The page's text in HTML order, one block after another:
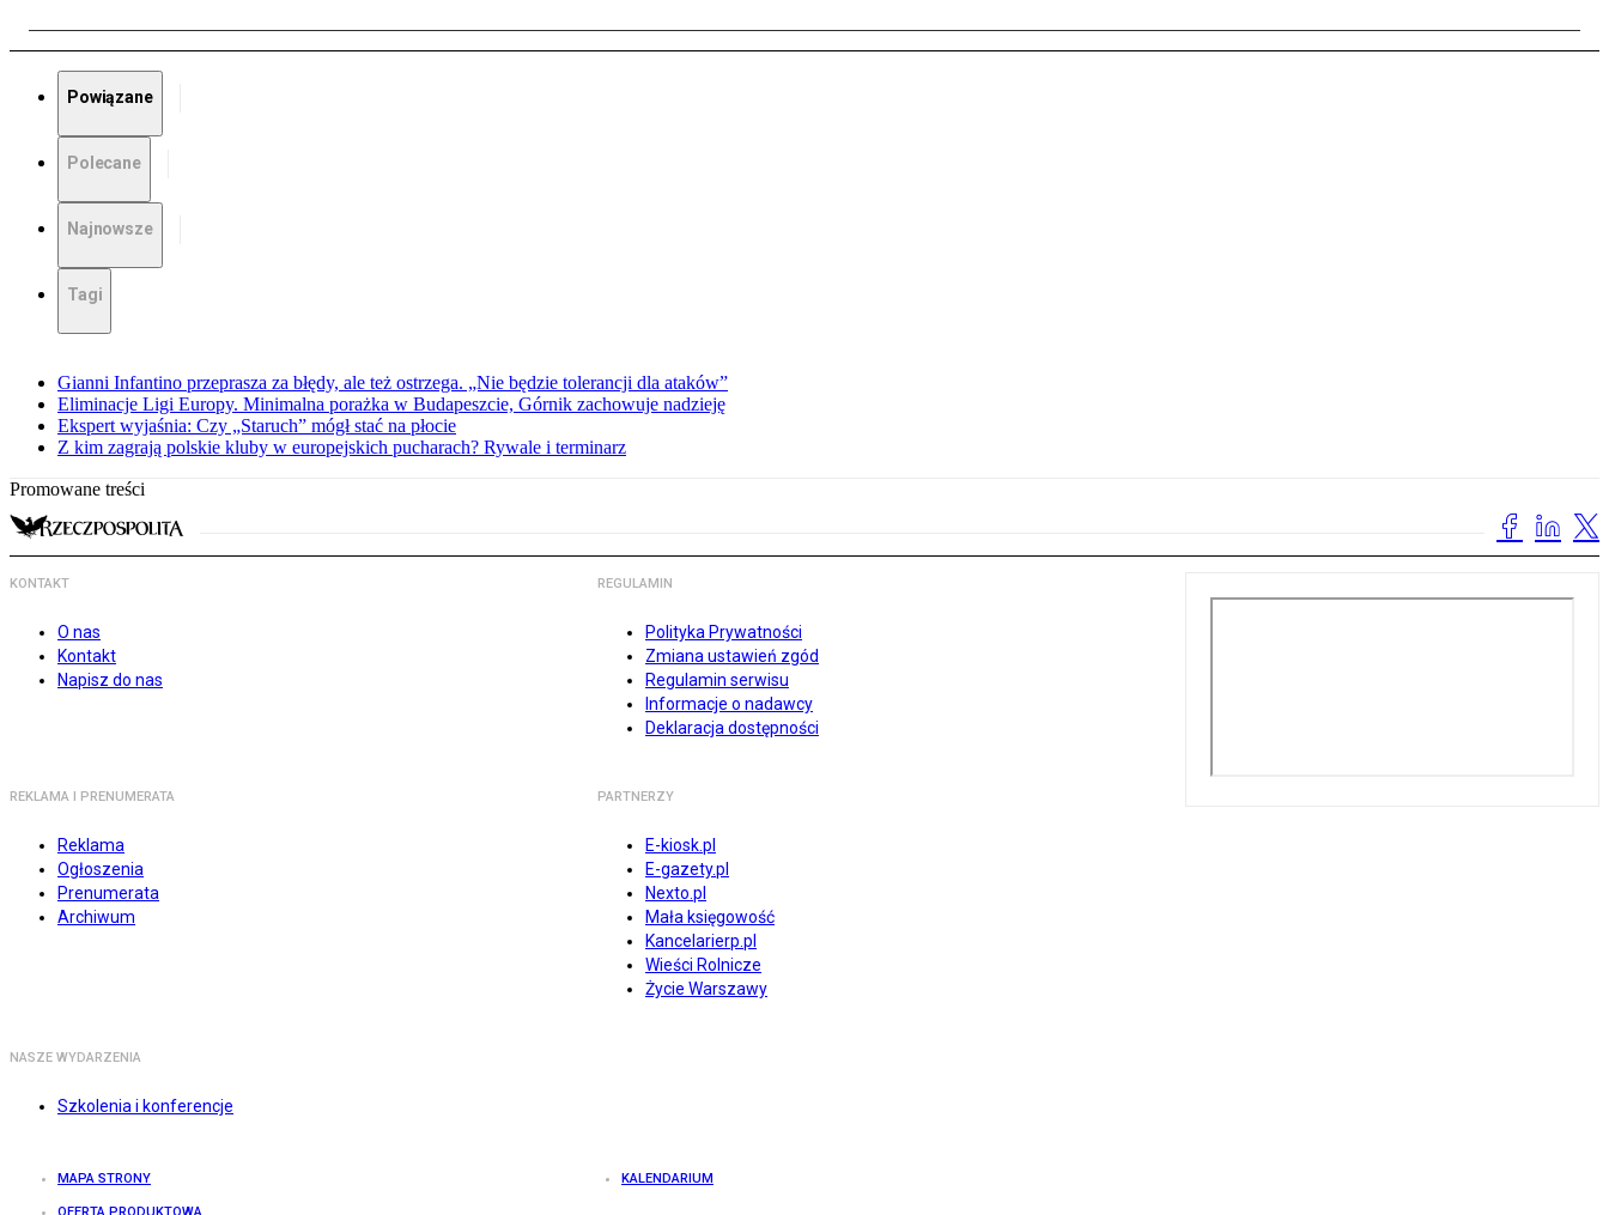
Powiązane
Polecane
Najnowsze
Tagi
Gianni Infantino przeprasza za błędy, ale też ostrzega. „Nie będzie tolerancji dla ataków”
Eliminacje Ligi Europy. Minimalna porażka w Budapeszcie, Górnik zachowuje nadzieję
Ekspert wyjaśnia: Czy „Staruch” mógł stać na płocie
Z kim zagrają polskie kluby w europejskich pucharach? Rywale i terminarz
Promowane treści
KONTAKT
O nas
Kontakt
Napisz do nas
REGULAMIN
Polityka Prywatności
Zmiana ustawień zgód
Regulamin serwisu
Informacje o nadawcy
Deklaracja dostępności
REKLAMA I PRENUMERATA
Reklama
Ogłoszenia
Prenumerata
Archiwum
PARTNERZY
E-kiosk.pl
E-gazety.pl
Nexto.pl
Mała księgowość
Kancelarierp.pl
Wieści Rolnicze
Życie Warszawy
NASZE WYDARZENIA
Szkolenia i konferencje
MAPA STRONY KALENDARIUM